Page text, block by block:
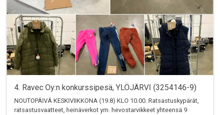
4. Ravec Oy:n konkurssipesä, YLÖJÄRVI (3254146-9)
NOUTOPÄIVÄ KESKIVIIKKONA (19.8) KLO 10.00. Ratsastuskypärät,
ratsastusvaatteet, heinäverkot ym. hevostarvikkeet yhteensä 9